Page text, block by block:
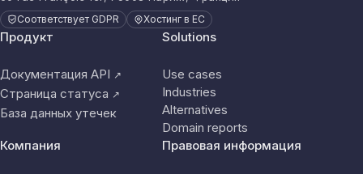
Соответствует GDPR Хостинг в ЕС
Продукт
Документация API ↗
Страница статуса ↗
База данных утечек
Solutions
Use cases
Industries
Alternatives
Domain reports
Компания
Правовая информация